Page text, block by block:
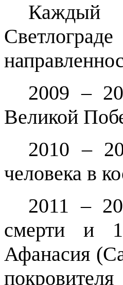
Каждый
2009 –
Великой
2010 –
человека в
2011 –
смерти и
Афанасия